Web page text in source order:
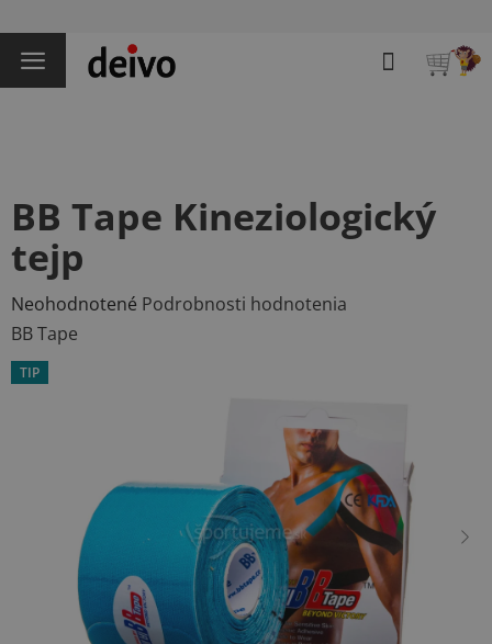
na
obsah
Hľadať
BB Tape Kineziologický
tejp
Priemerné
hodnotenie
produktu
je
hviezdičiek.
Neohodnotené Podrobnosti hodnotenia
BB Tape
TIP